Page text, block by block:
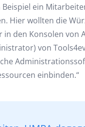
ein
Hier wollten die
den Konsolen von
von
einbinden.“